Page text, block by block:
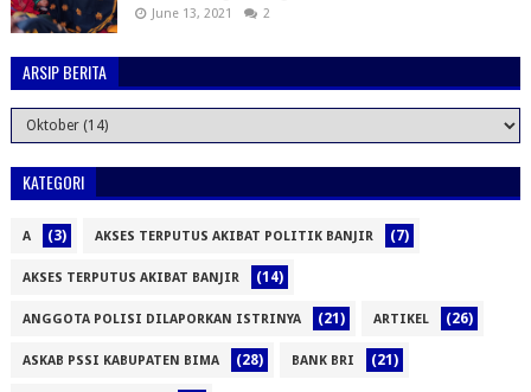
June 13, 2021 2
ARSIP BERITA
KATEGORI
A (3) AKSES TERPUTUS AKIBAT POLITIK BANJIR (7)
AKSES TERPUTUS AKIBAT BANJIR (14)
ANGGOTA POLISI DILAPORKAN ISTRINYA (21) ARTIKEL (26)
ASKAB PSSI KABUPATEN BIMA (28) BANK BRI (21)